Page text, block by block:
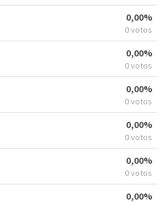
0,00%
0 votos
0,00%
0 votos
0,00%
0 votos
0,00%
0 votos
0,00%
0 votos
0,00%